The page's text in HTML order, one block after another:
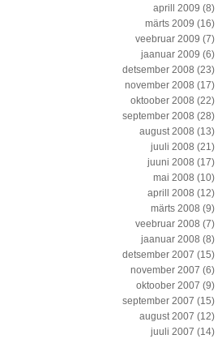
aprill 2009 (8)
märts 2009 (16)
veebruar 2009 (7)
jaanuar 2009 (6)
detsember 2008 (23)
november 2008 (17)
oktoober 2008 (22)
september 2008 (28)
august 2008 (13)
juuli 2008 (21)
juuni 2008 (17)
mai 2008 (10)
aprill 2008 (12)
märts 2008 (9)
veebruar 2008 (7)
jaanuar 2008 (8)
detsember 2007 (15)
november 2007 (6)
oktoober 2007 (9)
september 2007 (15)
august 2007 (12)
juuli 2007 (14)